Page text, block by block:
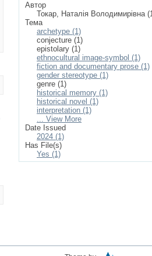
Автор
Токар, Наталія Володимирівна
Тема
archetype (1)
conjecture (1)
epistolary (1)
ethnocultural image-symbol (1)
fiction and documentary prose (1)
gender stereotype (1)
genre (1)
historical memory (1)
historical novel (1)
interpretation (1)
... View More
Date Issued
2024 (1)
Has File(s)
Yes (1)